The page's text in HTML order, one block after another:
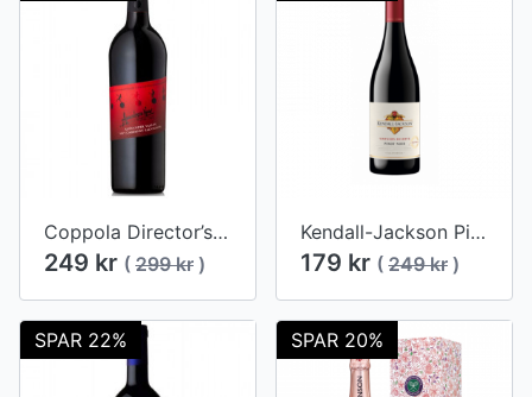
Coppola Director’s Apocalypse Now Final Cut 2017
249 kr ( 299 kr )
Kendall-Jackson Pinot Noir 2017
179 kr ( 249 kr )
SPAR 22% SPAR 20%